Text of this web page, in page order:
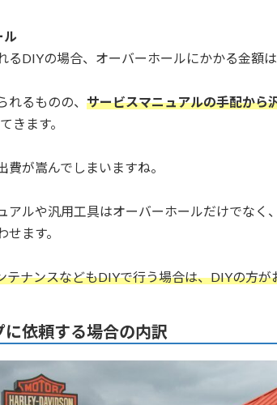
ル
るDIYの場合、オーバーホールにかかる金額
れるものの、 サービスマニュアルの手配から
きます。
費が嵩んでしまいますね。
アルや汎用工具はオーバーホールだけでなく
ます。
テナンスなどもDIYで行う場合は、DIYの方が
依頼する場合の内訳